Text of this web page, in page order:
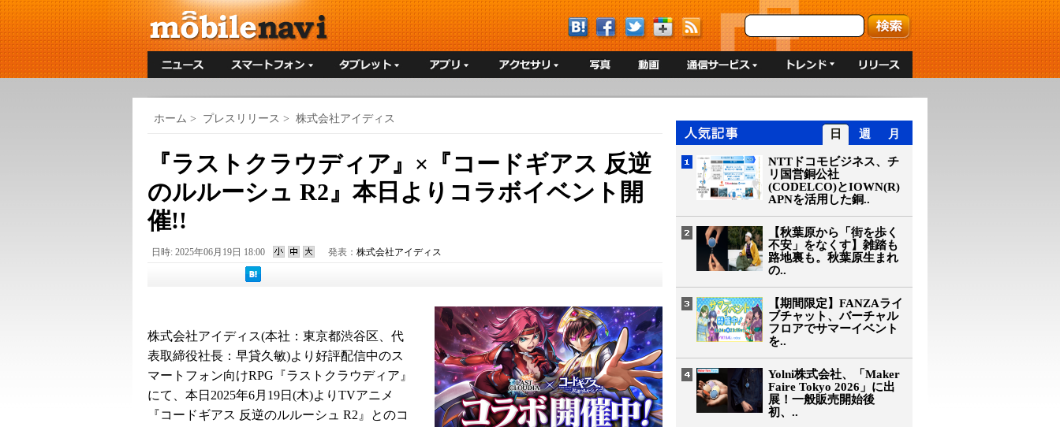
ホーム > プレスリリース > 株式会社アイディス
『ラストクラウディア』×『コードギアス 反逆
のルルーシュ R2』本日よりコラボイベント開
催!!
日時: 2025年06月19日 18:00 発表： 株式会社アイディス
株式会社アイディス(本社：東京都渋谷区、代
表取締役社長：早貸久敏)より好評配信中のス
マートフォン向けRPG『ラストクラウディア』
にて、本日2025年6月19日(木)よりTVアニメ
『コードギアス 反逆のルルーシュ R2』とのコ
日 週 月
NTTドコモビジネス、チ
リ国営銅公社
(CODELCO)とIOWN(R)
APNを活用した銅..
【秋葉原から「街を歩く
不安」をなくす】雑踏も
路地裏も。秋葉原生まれ
の..
【期間限定】FANZAライ
ブチャット、バーチャル
フロアでサマーイベント
を..
Yolni株式会社、「Maker
Faire Tokyo 2026」に出
展！一般販売開始後
初、..